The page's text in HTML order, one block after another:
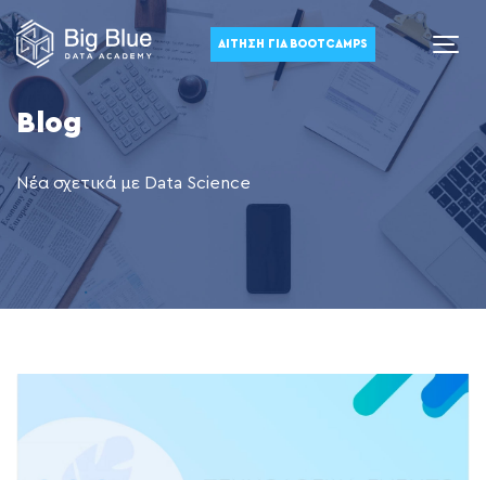
ΑΊΤΗΣΗ ΓΙΑ BOOTCAMPS
Blog
Νέα σχετικά με Data Science